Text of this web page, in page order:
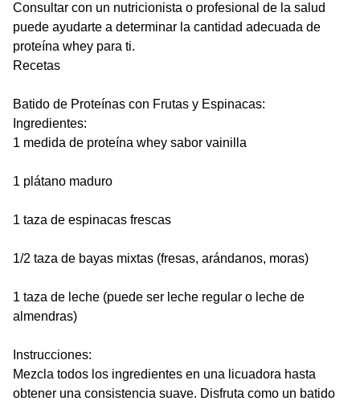
Consultar con un nutricionista o profesional de la salud
puede ayudarte a determinar la cantidad adecuada de
proteína whey para ti.
Recetas
Batido de Proteínas con Frutas y Espinacas:
Ingredientes:
1 medida de proteína whey sabor vainilla
1 plátano maduro
1 taza de espinacas frescas
1/2 taza de bayas mixtas (fresas, arándanos, moras)
1 taza de leche (puede ser leche regular o leche de
almendras)
Instrucciones:
Mezcla todos los ingredientes en una licuadora hasta
obtener una consistencia suave. Disfruta como un batido